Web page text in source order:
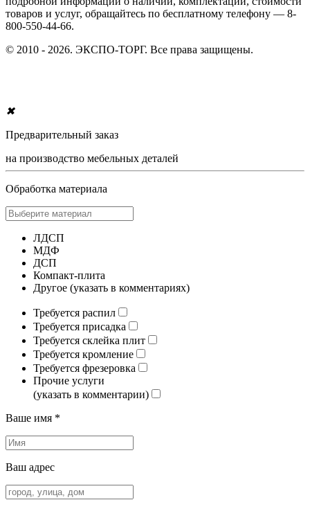
товаров и услуг, обращайтесь по бесплатному телефону — 8-
800-550-44-66.
© 2010 - 2026. ЭКСПО-ТОРГ. Все права защищены.
✖
Предварительный заказ
на производство мебельных деталей
Обработка материала
ЛДСП
МДФ
ДСП
Компакт-плита
Другое (указать в комментариях)
Требуется распил
Требуется присадка
Требуется склейка плит
Требуется кромление
Требуется фрезеровка
Прочие услуги
(указать в комментарии)
Ваше имя *
Ваш адрес